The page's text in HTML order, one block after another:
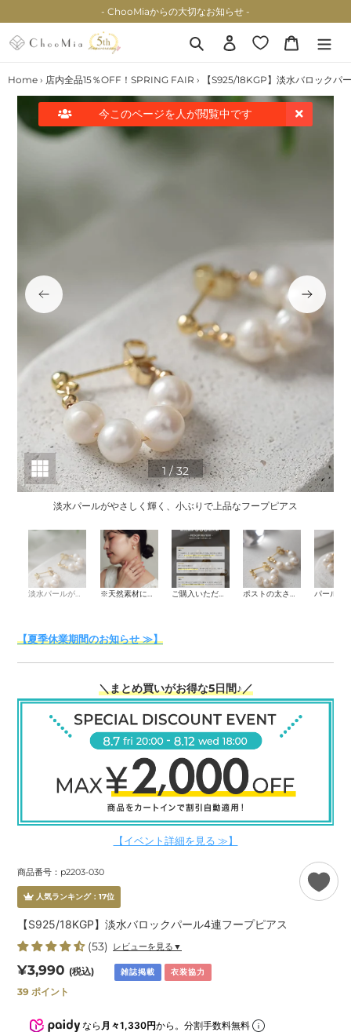
ン
テ
ツ
- ChooMiaからの大切なお知らせ -
検索 ログイン カート
今このページを人が閲覧中です
Home › 店内全品15％OFF！SPRING FAIR › 【S925/18KGP】淡水バロックパ
淡水パールがやさしく輝く、小ぶりで上品なフープピアス
1 /32
淡水パールがやさしく輝く、小ぶりで上品なフープピアス ※天然素材につき、サイズ・重量・デザインは個体差があります。 ご購入いただいたお客様からのレビュー ポストの太さ：0.7mm ポストの長さ：約1cm
【夏季休業期間のお知らせ ≫】
＼まとめ買いがお得な5日間♪／
【イベント詳細を見る ≫】
商品番号：p2203-030
人気ランキング： 17位
【S925/18KGP】淡水バロックパール4連フープピアス
(53) レビューを見る▼
通
常
¥3,990 (税込) 雑誌掲載 衣装協力
39 ポイント
なら 月々1,330円から。分割手数料無料